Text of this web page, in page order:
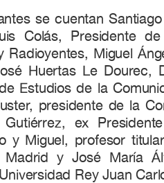
se cuentan
Colás, Presidente
Radioyentes, Miguel
Huertas Le Dourec,
Estudios de la
presidente de la
ex
y Miguel, profesor
Madrid y José María
Rey Juan